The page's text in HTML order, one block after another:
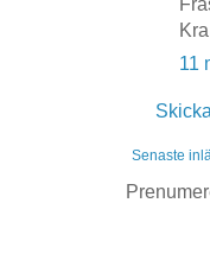
11
Senaste